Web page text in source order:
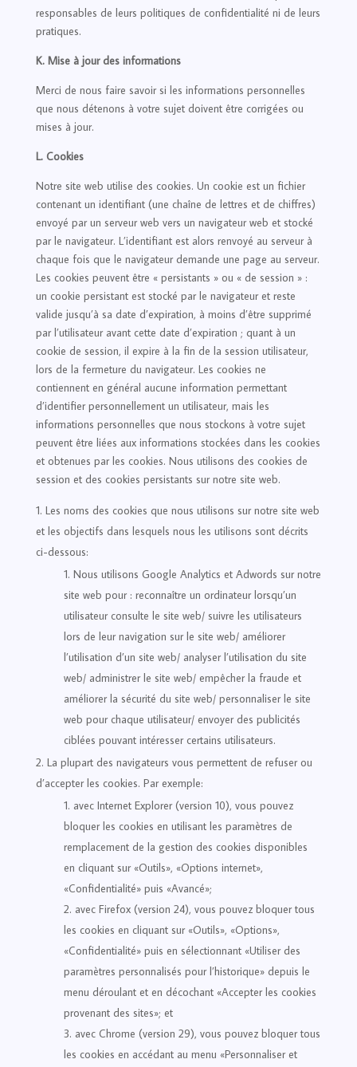
responsables de leurs politiques de confidentialité ni de leurs
pratiques.
K. Mise à jour des informations
Merci de nous faire savoir si les informations personnelles
que nous détenons à votre sujet doivent être corrigées ou
mises à jour.
L. Cookies
Notre site web utilise des cookies. Un cookie est un fichier
contenant un identifiant (une chaîne de lettres et de chiffres)
envoyé par un serveur web vers un navigateur web et stocké
par le navigateur. L’identifiant est alors renvoyé au serveur à
chaque fois que le navigateur demande une page au serveur.
Les cookies peuvent être « persistants » ou « de session » :
un cookie persistant est stocké par le navigateur et reste
valide jusqu’à sa date d’expiration, à moins d’être supprimé
par l’utilisateur avant cette date d’expiration ; quant à un
cookie de session, il expire à la fin de la session utilisateur,
lors de la fermeture du navigateur. Les cookies ne
contiennent en général aucune information permettant
d’identifier personnellement un utilisateur, mais les
informations personnelles que nous stockons à votre sujet
peuvent être liées aux informations stockées dans les cookies
et obtenues par les cookies. Nous utilisons des cookies de
session et des cookies persistants sur notre site web.
Les noms des cookies que nous utilisons sur notre site web
et les objectifs dans lesquels nous les utilisons sont décrits
ci-dessous:
Nous utilisons Google Analytics et Adwords sur notre
site web pour : reconnaître un ordinateur lorsqu’un
utilisateur consulte le site web/ suivre les utilisateurs
lors de leur navigation sur le site web/ améliorer
l’utilisation d’un site web/ analyser l’utilisation du site
web/ administrer le site web/ empêcher la fraude et
améliorer la sécurité du site web/ personnaliser le site
web pour chaque utilisateur/ envoyer des publicités
ciblées pouvant intéresser certains utilisateurs.
La plupart des navigateurs vous permettent de refuser ou
d’accepter les cookies. Par exemple:
avec Internet Explorer (version 10), vous pouvez
bloquer les cookies en utilisant les paramètres de
remplacement de la gestion des cookies disponibles
en cliquant sur «Outils», «Options internet»,
«Confidentialité» puis «Avancé»;
avec Firefox (version 24), vous pouvez bloquer tous
les cookies en cliquant sur «Outils», «Options»,
«Confidentialité» puis en sélectionnant «Utiliser des
paramètres personnalisés pour l’historique» depuis le
menu déroulant et en décochant «Accepter les cookies
provenant des sites»; et
avec Chrome (version 29), vous pouvez bloquer tous
les cookies en accédant au menu «Personnaliser et